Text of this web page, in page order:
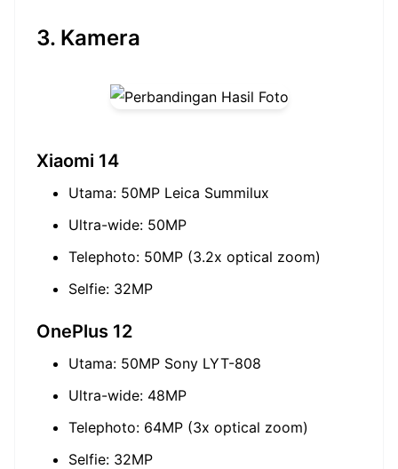
3. Kamera
Xiaomi 14
Utama: 50MP Leica Summilux
Ultra-wide: 50MP
Telephoto: 50MP (3.2x optical zoom)
Selfie: 32MP
OnePlus 12
Utama: 50MP Sony LYT-808
Ultra-wide: 48MP
Telephoto: 64MP (3x optical zoom)
Selfie: 32MP